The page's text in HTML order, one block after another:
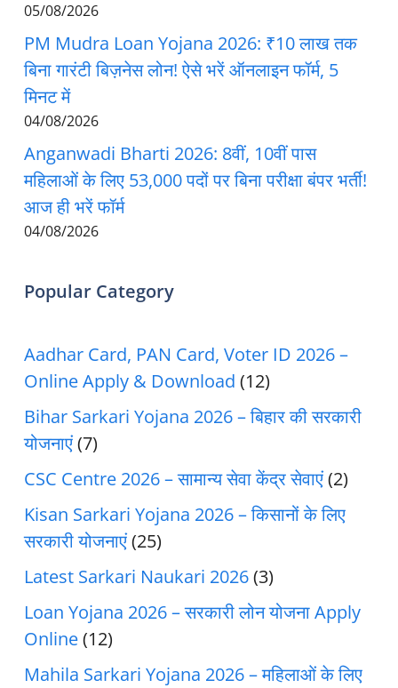
05/08/2026
PM Mudra Loan Yojana 2026: ₹10 लाख तक
बिना गारंटी बिज़नेस लोन! ऐसे भरें ऑनलाइन फॉर्म, 5
मिनट में
04/08/2026
Anganwadi Bharti 2026: 8वीं, 10वीं पास
महिलाओं के लिए 53,000 पदों पर बिना परीक्षा बंपर भर्ती!
आज ही भरें फॉर्म
04/08/2026
Popular Category
Aadhar Card, PAN Card, Voter ID 2026 –
Online Apply & Download (12)
Bihar Sarkari Yojana 2026 – बिहार की सरकारी
योजनाएं(7)
CSC Centre 2026 – सामान्य सेवा केंद्र सेवाएं(2)
Kisan Sarkari Yojana 2026 – किसानों के लिए
सरकारी योजनाएं(25)
Latest Sarkari Naukari 2026(3)
Loan Yojana 2026 – सरकारी लोन योजना Apply
Online(12)
Mahila Sarkari Yojana 2026 – महिलाओं के लिए